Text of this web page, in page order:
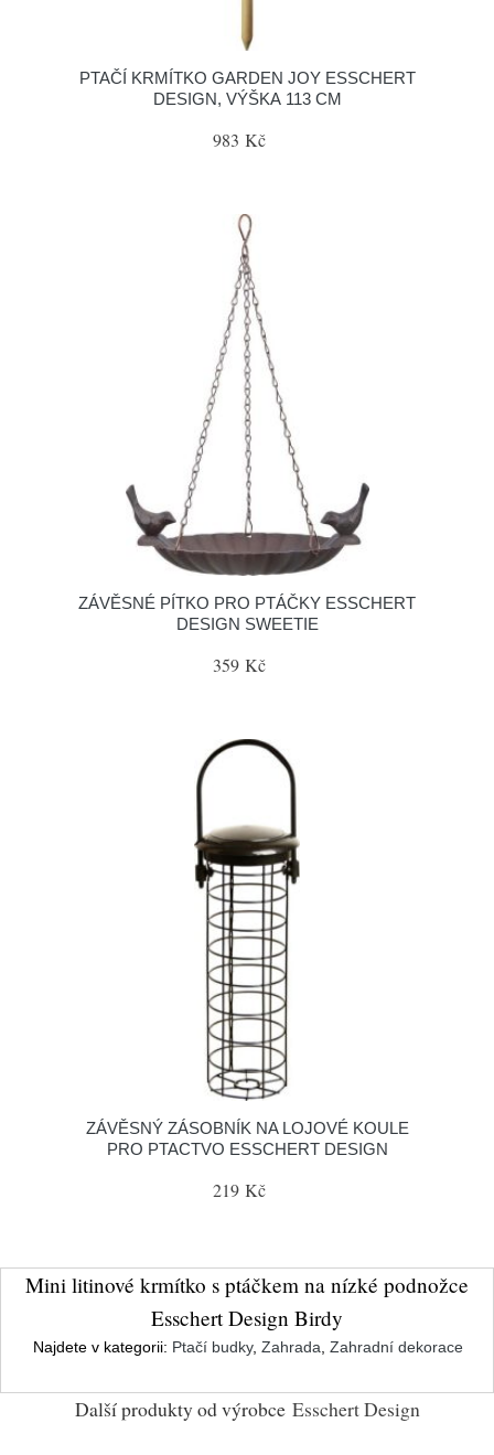
PTAČÍ KRMÍTKO GARDEN JOY ESSCHERT
DESIGN, VÝŠKA 113 CM
983 Kč
ZÁVĚSNÉ PÍTKO PRO PTÁČKY ESSCHERT
DESIGN SWEETIE
359 Kč
ZÁVĚSNÝ ZÁSOBNÍK NA LOJOVÉ KOULE
PRO PTACTVO ESSCHERT DESIGN
219 Kč
Mini litinové krmítko s ptáčkem na nízké podnožce
Esschert Design Birdy
Najdete v kategorii: Ptačí budky, Zahrada Zahradní dekorace
Další produkty od výrobce Esschert Design